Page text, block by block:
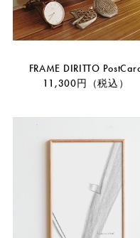
FRAME DIRITTO
11,300円（税込）